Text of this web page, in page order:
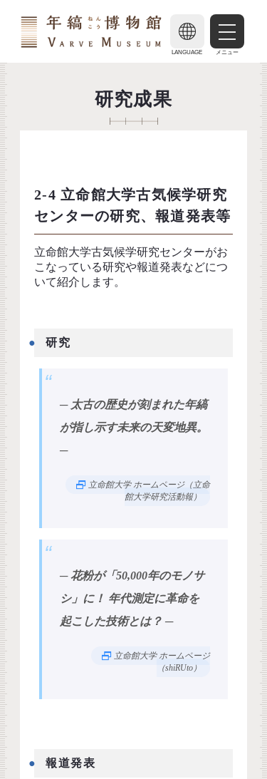
LANGUAGE メニュー
研究成果
2-4 立命館大学古気候学研究
センターの研究、報道発表等
立命館大学古気候学研究センターがお
こなっている研究や報道発表などにつ
いて紹介します。
研究
─ 太古の歴史が刻まれた年縞
が指し示す未来の天変地異。
─
立命館大学 ホームページ（立命
館大学研究活動報）
─ 花粉が「50,000年のモノサ
シ」に！ 年代測定に革命を
起こした技術とは？ ─
立命館大学 ホームページ
（shiRUto）
報道発表